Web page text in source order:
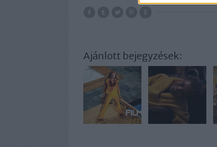
Ajánlott bejegyzések: